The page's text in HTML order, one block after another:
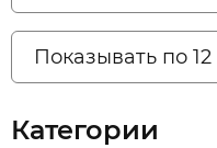
Показывать по 12
Категории